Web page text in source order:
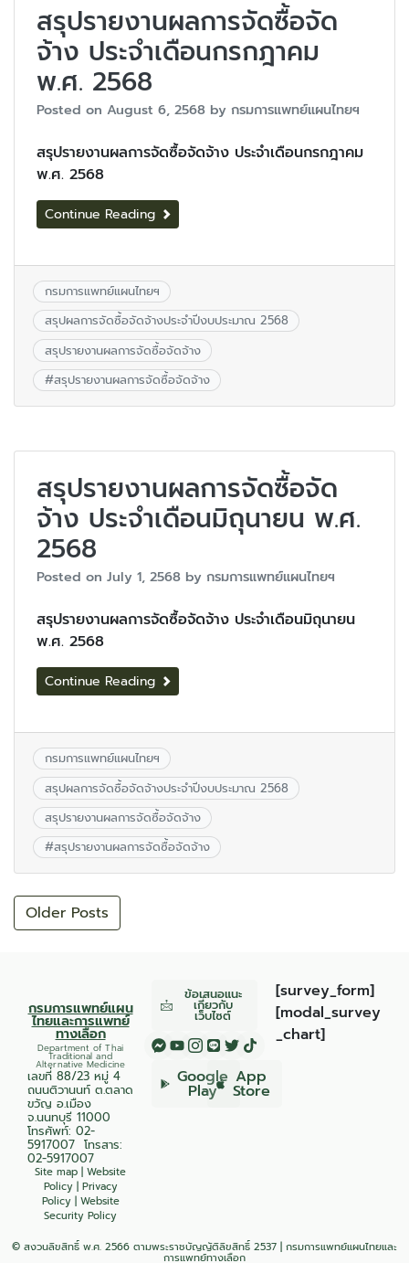
สรุปรายงานผลการจัดซื้อจัด
จ้าง ประจำเดือนกรกฎาคม
พ.ศ. 2568
Posted on August 6, 2568 by กรมการแพทย์แผนไทยฯ
สรุปรายงานผลการจัดซื้อจัดจ้าง ประจำเดือนกรกฎาคม
พ.ศ. 2568
Continue Reading
กรมการแพทย์แผนไทยฯ
สรุปผลการจัดซื้อจัดจ้างประจำปีงบประมาณ 2568
สรุปรายงานผลการจัดซื้อจัดจ้าง
#สรุปรายงานผลการจัดซื้อจัดจ้าง
สรุปรายงานผลการจัดซื้อจัด
จ้าง ประจำเดือนมิถุนายน พ.ศ.
2568
Posted on July 1, 2568 by กรมการแพทย์แผนไทยฯ
สรุปรายงานผลการจัดซื้อจัดจ้าง ประจำเดือนมิถุนายน
พ.ศ. 2568
Continue Reading
กรมการแพทย์แผนไทยฯ
สรุปผลการจัดซื้อจัดจ้างประจำปีงบประมาณ 2568
สรุปรายงานผลการจัดซื้อจัดจ้าง
#สรุปรายงานผลการจัดซื้อจัดจ้าง
Older Posts
กรมการแพทย์แผน
ไทยและการแพทย์
ทางเลือก
Department of Thai
Traditional and
Alternative Medicine
เลขที่ 88/23 หมู่ 4
ถนนติวานนท์ ต.ตลาด
ขวัญ อ.เมือง
จ.นนทบุรี 11000
โทรศัพท์: 02-
5917007 โทรสาร:
02-5917007
Site map | Website
Policy| Privacy
Policy| Website
Security Policy
ข้อเสนอแนะ
เกี่ยวกับ
เว็บไซต์
Google
Play
App
Store
[survey_form]
[modal_survey
_chart]
© สงวนลิขสิทธิ์ พ.ศ. 2566 ตามพระราชบัญญัติลิขสิทธิ์ 2537 | กรมการแพทย์แผนไทยและ
การแพทย์ทางเลือก